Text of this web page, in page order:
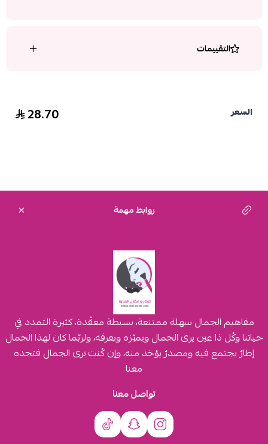
التقييمات
السعر 28.70
روابط مهمة
مفاهيم الجمال سهلة ممتنعة، بسيطة معقّدة، كثيرة التمدد في
حياتنا وكُل ذا عين يرى الجمال ويميّزه ويعرفه، ولربّما كان لهذا الجمال
إطارٌ يجتمع فيه ومصدرٌ يؤخذ منه، وإن كُنت ترى الجمال فتجده
معنا
تواصل معنا